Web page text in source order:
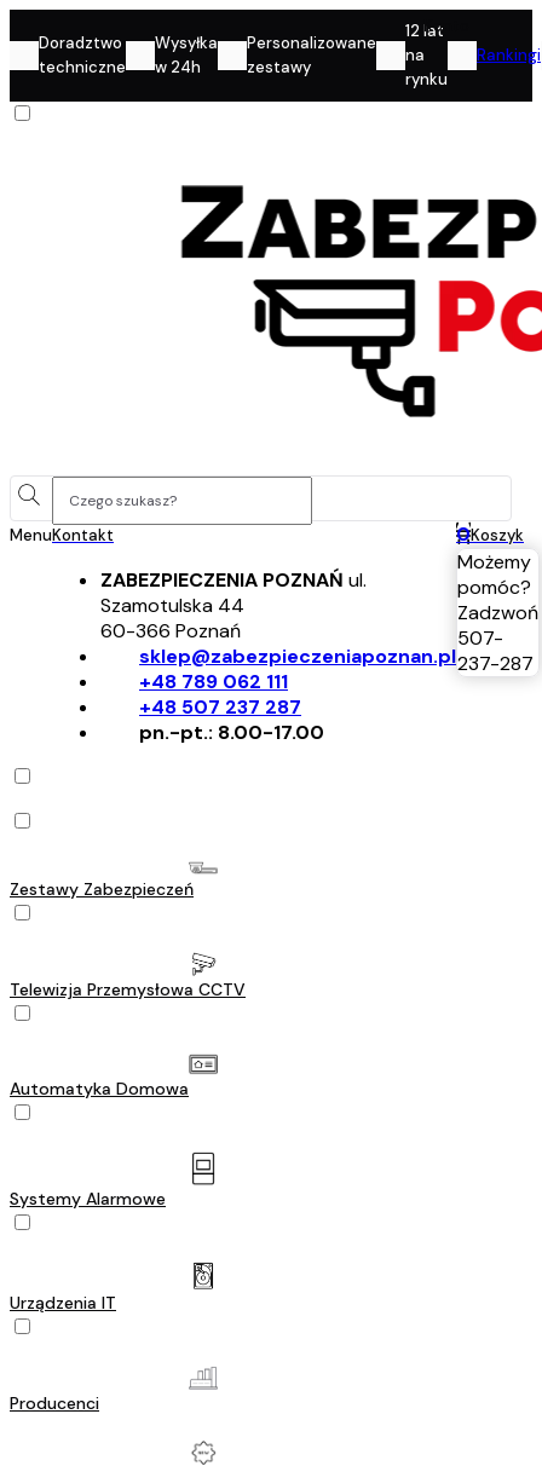
Doradztwo
techniczne
Wysyłka
w 24h
Personalizowane
zestawy
12 lat
na
rynku
Rankingi
MenuKontakt
ZABEZPIECZENIA POZNAŃ ul.
Szamotulska 44
60-366 Poznań
sklep@zabezpieczeniapoznan.pl
+48 789 062 111
+48 507 237 287
pn.-pt.: 8.00-17.00
Konto
0Koszyk
Możemy
pomóc?
Zadzwoń
507-
237-287
Zestawy Zabezpieczeń
Telewizja Przemysłowa CCTV
Automatyka Domowa
Systemy Alarmowe
Urządzenia IT
Producenci